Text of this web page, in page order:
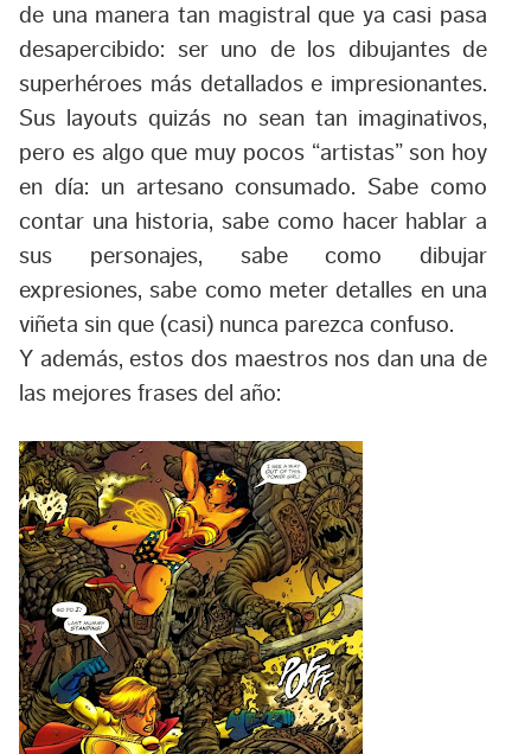
de una manera tan magistral que ya casi pasa
desapercibido: ser uno de los dibujantes de
superhéroes más detallados e impresionantes.
Sus layouts quizás no sean tan imaginativos,
pero es algo que muy pocos “artistas” son hoy
en día: un artesano consumado. Sabe como
contar una historia, sabe como hacer hablar a
sus personajes, sabe como dibujar
expresiones, sabe como meter detalles en una
viñeta sin que (casi) nunca parezca confuso.
Y además, estos dos maestros nos dan una de
las mejores frases del año: